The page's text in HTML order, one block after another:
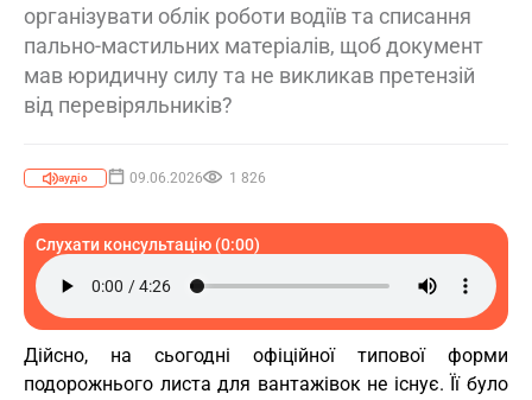
організувати облік роботи водіїв та списання
пально-мастильних матеріалів, щоб документ
мав юридичну силу та не викликав претензій
від перевіряльників?
аудіо 09.06.2026 1 826
Слухати консультацію (0:00)
Дійсно, на сьогодні офіційної типової форми
подорожнього листа для вантажівок не існує. Її було